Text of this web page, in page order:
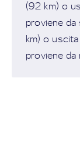
(92 km) o
proviene
km) o
proviene da